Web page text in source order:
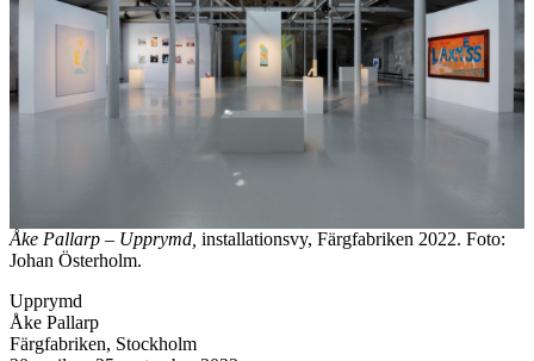
Åke Pallarp – Upprymd, installationsvy, Färgfabriken 2022. Foto:
Johan Österholm.
Upprymd
Åke Pallarp
Färgfabriken, Stockholm